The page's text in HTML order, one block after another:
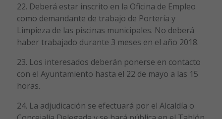
22. Deberá estar inscrito en la Oficina de Empleo
como demandante de trabajo de Portería y
Limpieza de las piscinas municipales. No deberá
haber trabajado durante 3 meses en el año 2018.
23. Los interesados deberán ponerse en contacto
con el Ayuntamiento hasta el 22 de mayo a las 15
horas.
24. La adjudicación se efectuará por el Alcaldía o